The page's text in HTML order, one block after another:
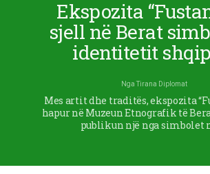
Ekspozita
sjell në Berat
identitetit
NgaTirana Diplomat
Mes artit dhe traditës, ekspozita
hapur në Muzeun Etnografik të
publikun një nga simbolet